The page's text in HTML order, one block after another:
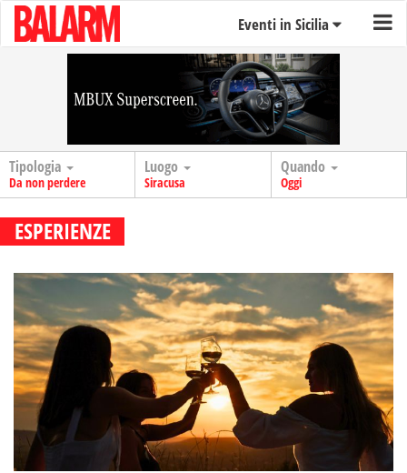
Eventi in Sicilia
Tipologia
Da non perdere
Luogo
Siracusa
Quando
Oggi
ESPERIENZE